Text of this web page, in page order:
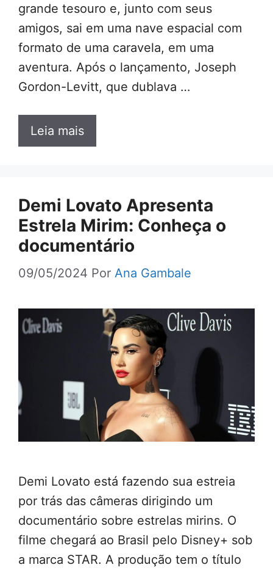
grande tesouro e, junto com seus
amigos, sai em uma nave espacial com
formato de uma caravela, em uma
aventura. Após o lançamento, Joseph
Gordon-Levitt, que dublava …
Leia mais
Demi Lovato Apresenta
Estrela Mirim: Conheça o
documentário
09/05/2024 Por Ana Gambale
Demi Lovato está fazendo sua estreia
por trás das câmeras dirigindo um
documentário sobre estrelas mirins. O
filme chegará ao Brasil pelo Disney+ sob
a marca STAR. A produção tem o título